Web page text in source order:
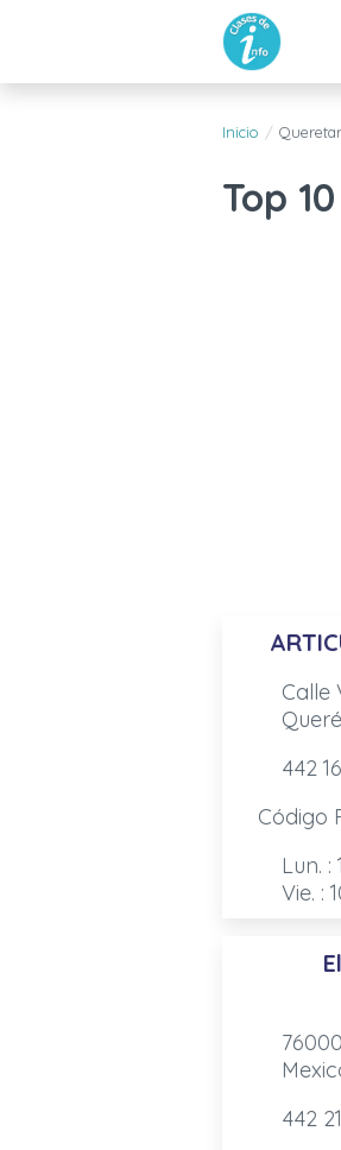
Inicio
Top
Calle
442
Código
Lun. :
Vie. :
442